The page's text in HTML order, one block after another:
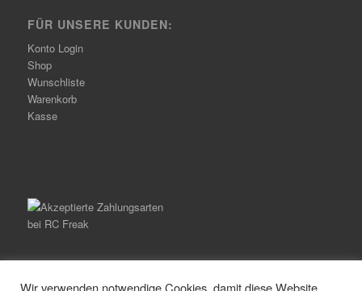
FÜR UNSERE KUNDEN:
Konto Login
Shop
Wunschliste
Warenkorb
Kasse
Wir verwenden notwendige Cookies, damit diese Website